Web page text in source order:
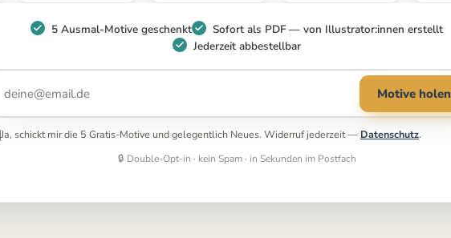
5 Ausmal-Motive geschenkt
Sofort als PDF — von Illustrator:innen erstellt
Jederzeit abbestellbar
Motive holen
Ja, schickt mir die 5 Gratis-Motive und gelegentlich Neues. Widerruf jederzeit — Datenschutz.
🔒 Double-Opt-in · kein Spam · in Sekunden im Postfach